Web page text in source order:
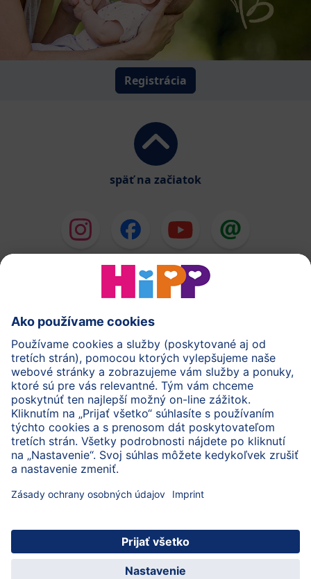
Registrácia
späť na začiatok
HiPP Mlieka
HiPP Príkrmy
HiPP Tehotenstvo
Ochrana osobných údajov
Cookies a pravidlá používania webovej stránky
Imprint
O spoločnosti HiPP Kontakt
© 2026 HiPP